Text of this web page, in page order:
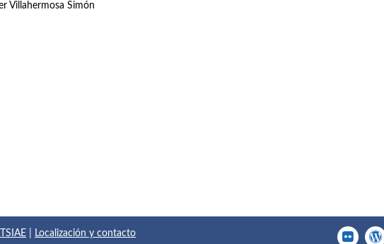
Simón
Localización y contacto